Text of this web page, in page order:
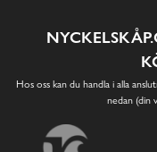
Hos oss kan du handla i alla
nedan (din